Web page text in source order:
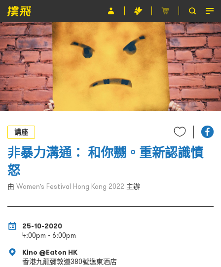
節目
主辦單位
關於撲飛
條款及細則
EN
講座
非暴力溝通： 和你嬲。重新認識憤
怒
由 Women’s Festival Hong Kong 2022 主辦
25-10-2020
4:00pm - 6:00pm
Kino @Eaton HK
香港九龍彌敦道380號逸東酒店